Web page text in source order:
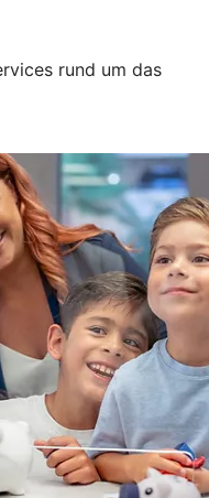
rund um das